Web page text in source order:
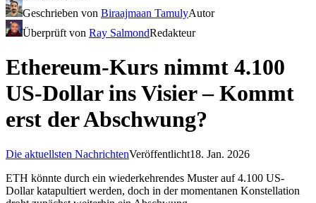
Geschrieben von Biraajmaan TamulyAutor
Überprüft von Ray SalmondRedakteur
Ethereum-Kurs nimmt 4.100
US-Dollar ins Visier – Kommt
erst der Abschwung?
Die aktuellsten NachrichtenVeröffentlicht18. Jan. 2026
ETH könnte durch ein wiederkehrendes Muster auf 4.100 US-
Dollar katapultiert werden, doch in der momentanen Konstellation